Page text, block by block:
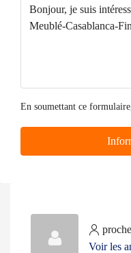
En soumettant ce
Voir les